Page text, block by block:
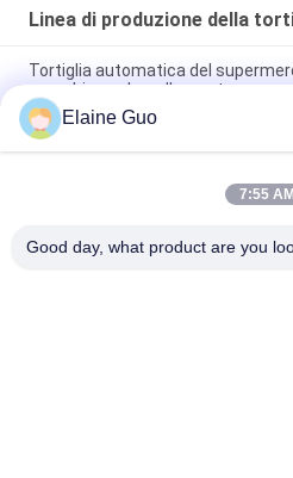
Linea di produzione della
Tortiglia automatica del
macchina colore d'argento
10 - linea di produzione della
nuova completamente
Nuova macchina automatica per
Elaine Guo
7:55 AM
Good day, what product are you